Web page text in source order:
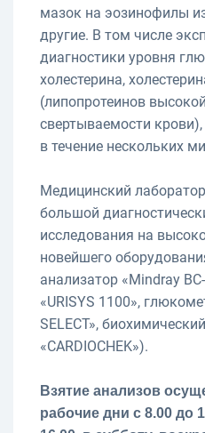
мазок на эозинофилы
другие. В том числе
диагностики уровня
холестерина,
(липопротеинов
свертываемости
в течение нескольких
Медицинский
большой
исследования на
новейшего
анализатор «Mindray
«URISYS 1100»,
SELECT»,
«CARDIOCHEK»).
Взятие анализов
рабочие дни с 8.00 до